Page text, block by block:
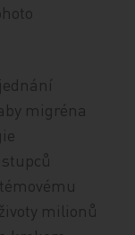
migréna
milionů